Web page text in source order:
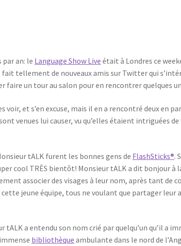
par an: le Language Show Live était à Londres ce
tellement de nouveaux amis sur Twitter qui
faire un tour au salon pour en rencontrer quelques
voir, et s’en excuse, mais il en a rencontré deux en
venues lui causer, vu qu’elles étaient intriguées
tALK furent les bonnes gens de FlashSticks®.
cool TRÈS bientôt! Monsieur tALK a dit bonjour
associer des visages à leur nom, après tant de
jeune équipe, tous ne voulant que partager leur
tALK a entendu son nom crié par quelqu’un qu’il a
bibliothèque ambulante dans le nord de